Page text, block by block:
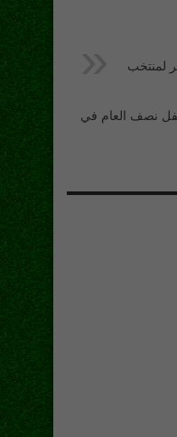
لمنتخب
نصف العام في